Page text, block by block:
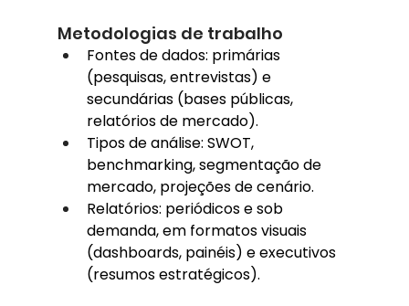
Metodologias de trabalho
Fontes de dados: primárias
(pesquisas, entrevistas) e
secundárias (bases públicas,
relatórios de mercado).
Tipos de análise: SWOT,
benchmarking, segmentação de
mercado, projeções de cenário.
Relatórios: periódicos e sob
demanda, em formatos visuais
(dashboards, painéis) e executivos
(resumos estratégicos).